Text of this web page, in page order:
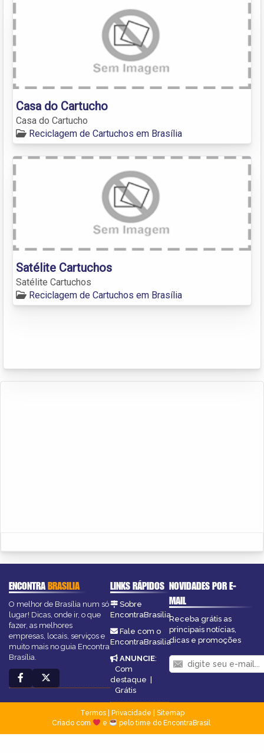
Casa do Cartucho
Casa do Cartucho
Reciclagem de Cartuchos em Brasília
Satélite Cartuchos
Satélite Cartuchos
Reciclagem de Cartuchos em Brasília
ENCONTRABRASILIA
O melhor de Brasília num só
lugar! Dicas, onde ir, o que
fazer, as melhores
empresas, locais, serviços e
muito mais no guia Encontra
Brasília.
LINKS RÁPIDOS
Sobre
EncontraBrasilia
Fale com o
EncontraBrasilia
ANUNCIE:
Com
destaque |
Grátis
NOVIDADES POR E-
MAIL
Receba grátis as
principais notícias,
dicas e promoções
Termos| Privacidade
Sitemap
Criado com
e pelo time do EncontraBrasil